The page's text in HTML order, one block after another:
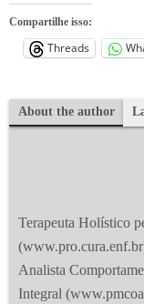
Compartilhe isso:
Threads
About the author
Terapeuta Holístico
Analista
Integral